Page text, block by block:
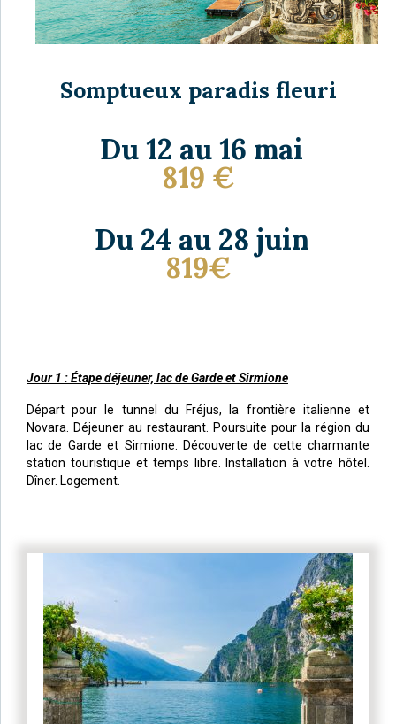
Somptueux paradis fleuri
Du 12 au 16 mai
819 €
Du 24 au 28 juin
819€
Jour 1 : Étape déjeuner, lac de Garde et Sirmione
Départ pour le tunnel du Fréjus, la frontière italienne et
Novara. Déjeuner au restaurant. Poursuite pour la région du
lac de Garde et Sirmione. Découverte de cette charmante
station touristique et temps libre. Installation à votre hôtel.
Dîner. Logement.